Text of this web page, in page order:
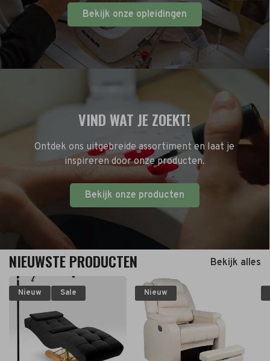
Bekijk onze opleidingen
VIND WAT JE ZOEKT!
Ontdek ons uitgebreide assortiment en laat je
inspireren door onze producten.
Bekijk onze producten
NIEUWSTE PRODUCTEN Bekijk alles
Nieuw Sale Nieuw